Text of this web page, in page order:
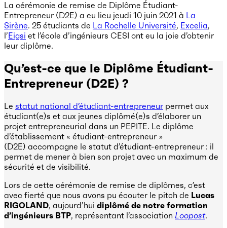
La cérémonie de remise de Diplôme Étudiant-
Entrepreneur (D2E) a eu lieu jeudi 10 juin 2021 à La
Sirène. 25 étudiants de La Rochelle Université, Excelia,
l’Eigsi et l’école d’ingénieurs CESI ont eu la joie d’obtenir
leur diplôme.
Qu’est-ce que le Diplôme Étudiant-
Entrepreneur (D2E) ?
Le statut national d’étudiant-entrepreneur permet aux
étudiant(e)s et aux jeunes diplômé(e)s d’élaborer un
projet entrepreneurial dans un PEPITE. Le diplôme
d’établissement « étudiant-entrepreneur »
(D2E) accompagne le statut d’étudiant-entrepreneur : il
permet de mener à bien son projet avec un maximum de
sécurité et de visibilité.
Lors de cette cérémonie de remise de diplômes, c’est
avec fierté que nous avons pu écouter le pitch de Lucas
RIGOLAND, aujourd’hui diplômé de notre formation
d’ingénieurs BTP, représentant l’association Loopost.